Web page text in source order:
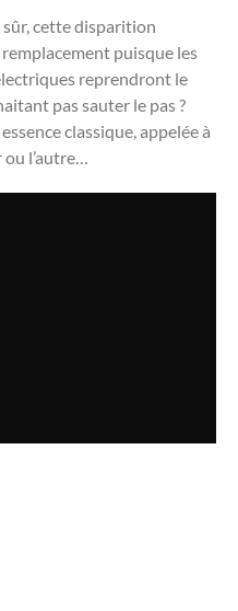
cette disparition
puisque les
reprendront le
pas sauter le pas ?
classique, appelée à
ou l’autre…